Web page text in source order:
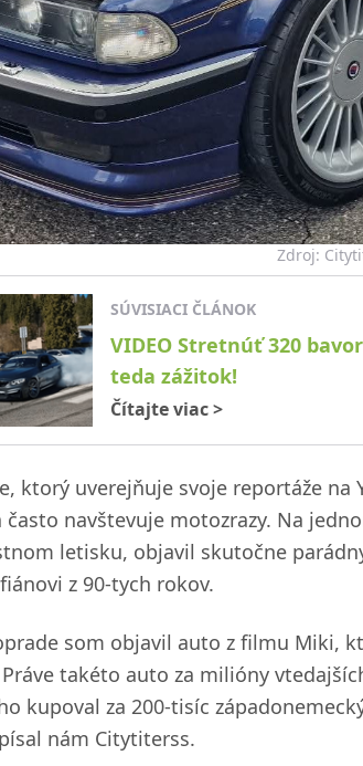
Zdroj:
SÚVISIACI ČLÁNOK
VIDEO Stretnúť 320
teda zážitok!
Čítajte viac>
ktorý uverejňuje svoje reportáže
často navštevuje motozrazy. Na
letisku, objavil skutočne
z 90-tych rokov.
som objavil auto z filmu Miki,
takéto auto za milióny
kupoval za 200-tisíc
nám Citytiterss.